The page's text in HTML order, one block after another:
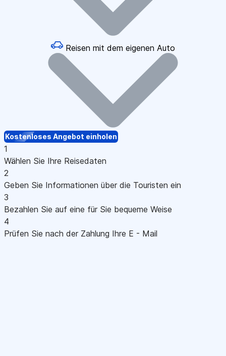
Reisen mit dem eigenen Auto
Kostenloses Angebot einholen
1
Wählen Sie Ihre Reisedaten
2
Geben Sie Informationen über die Touristen ein
3
Bezahlen Sie auf eine für Sie bequeme Weise
4
Prüfen Sie nach der Zahlung Ihre E - Mail